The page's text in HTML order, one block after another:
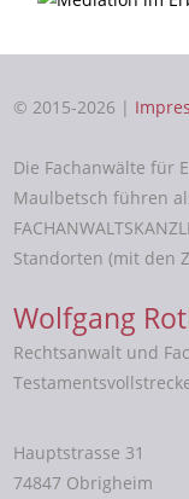
© 2015-2026 |
Die Fachanwälte für
Maulbetsch führen
Standorten (mit den
Wolfgang
Rechtsanwalt und
Hauptstrasse 31
74847 Obrigheim